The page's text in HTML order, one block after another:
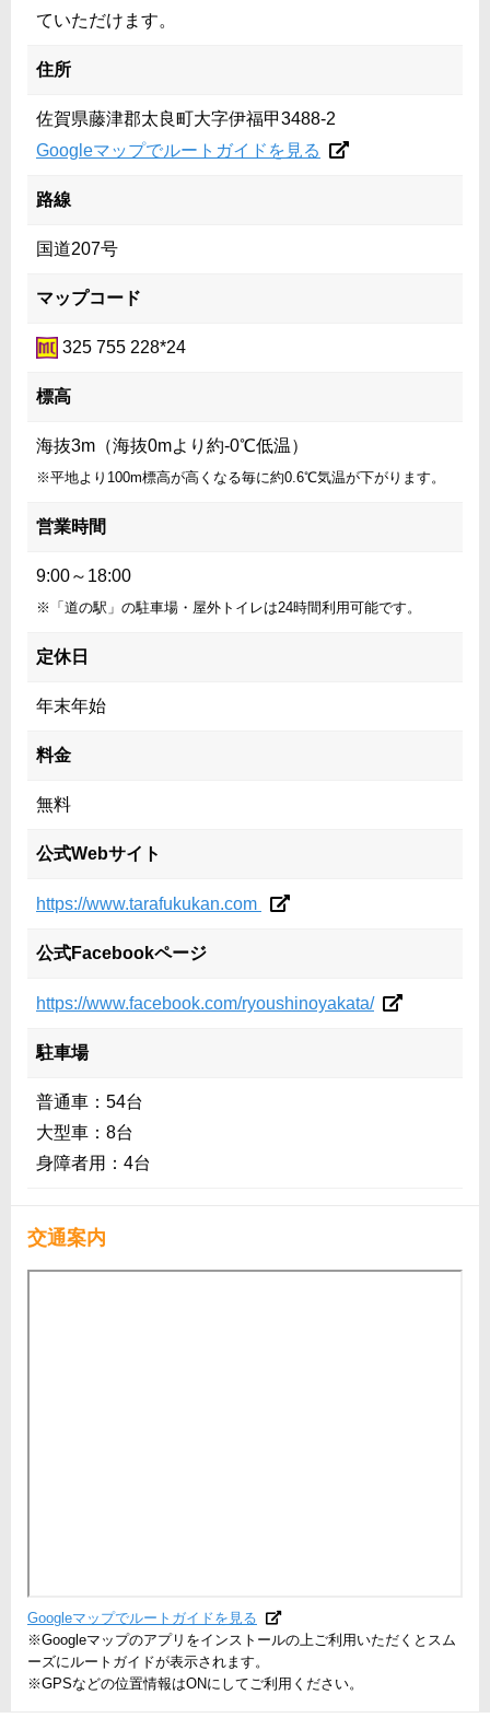
ていただけます。
住所
佐賀県藤津郡太良町大字伊福甲3488-2
Googleマップでルートガイドを見る
路線
国道207号
マップコード
325 755 228*24
標高
海抜3m（海抜0mより約-0℃低温）
※平地より100m標高が高くなる毎に約0.6℃気温が下がります。
営業時間
9:00～18:00
※「道の駅」の駐車場・屋外トイレは24時間利用可能です。
定休日
年末年始
料金
無料
公式Webサイト
https://www.tarafukukan.com
公式Facebookページ
https://www.facebook.com/ryoushinoyakata/
駐車場
普通車：54台
大型車：8台
身障者用：4台
交通案内
Googleマップでルートガイドを見る
※Googleマップのアプリをインストールの上ご利用いただくとスム
ーズにルートガイドが表示されます。
※GPSなどの位置情報はONにしてご利用ください。